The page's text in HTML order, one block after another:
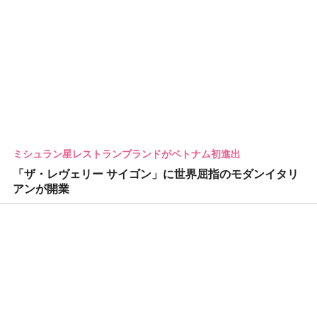
ミシュラン星レストランブランドがベトナム初進出
「ザ・レヴェリー サイゴン」に世界屈指のモダンイタリ
アンが開業